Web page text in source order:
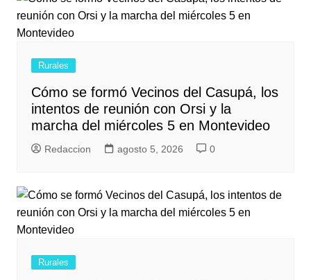
Rurales
Cómo se formó Vecinos del Casupá, los
intentos de reunión con Orsi y la
marcha del miércoles 5 en Montevideo
Redaccion agosto 5, 2026 0
Rurales